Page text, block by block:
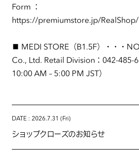
Form ：
https://premiumstore.jp/
■ MEDI STORE（B1.5F）・・・
Co., Ltd. Retail Division：042-485-
10:00 AM – 5:00 PM JST）
DATE : 2026.7.31 (Fri)
ショップクローズのお知らせ